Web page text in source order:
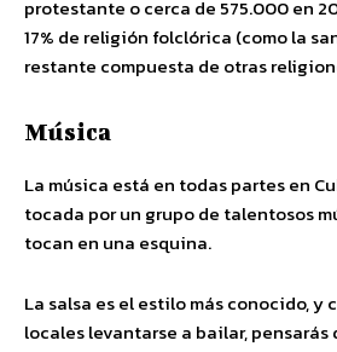
protestante o cerca de 575.000 en
17% de religión folclórica (como la
restante compuesta de otras
Música
La música está en todas partes en
tocada por un grupo de talentosos
tocan en una esquina.
La salsa es el estilo más conocido, y
locales levantarse a bailar,